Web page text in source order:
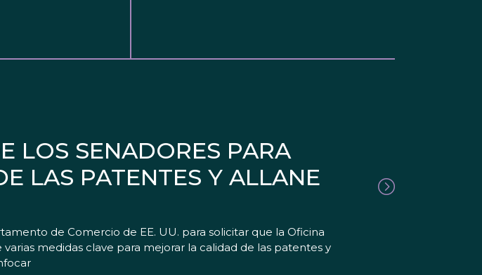
LOS SENADORES PARA
LAS PATENTES Y ALLANE
de Comercio de EE. UU. para solicitar que la Oficina
medidas clave para mejorar la calidad de las patentes y